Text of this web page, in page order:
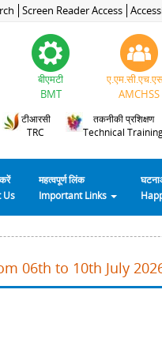
Screen Reader Access
बीएमटी
BMT
AMCHSS
टीआरसी
TRC
तकनीकी प्रशिक्षण
Technical
Us
महत्वपूर्ण लिंक
Important Links
06th to 10th July